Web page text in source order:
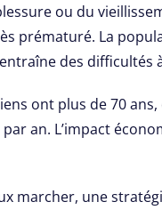
ou du
prématuré. La
des difficultés
ont plus de 70
an. L’impact
marcher, une